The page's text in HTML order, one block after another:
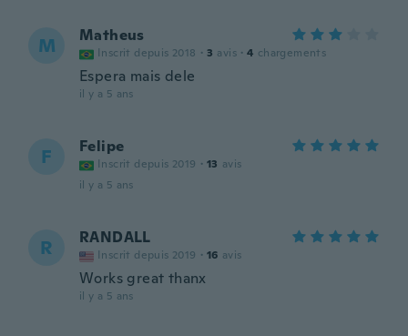
M Matheus
Inscrit depuis 2018 · 3 avis · 4 chargements
Espera mais dele
il y a 5 ans
F Felipe
Inscrit depuis 2019 · 13 avis
il y a 5 ans
R RANDALL
Inscrit depuis 2019 · 16 avis
Works great thanx
il y a 5 ans